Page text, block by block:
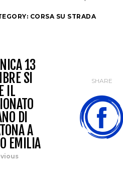
CORSA SU STRADA
13
SI
IL
DI
A
EMILIA
SHARE